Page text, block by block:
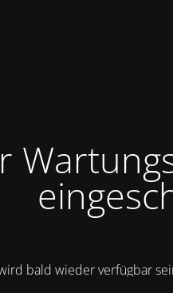
bald wieder verfügbar